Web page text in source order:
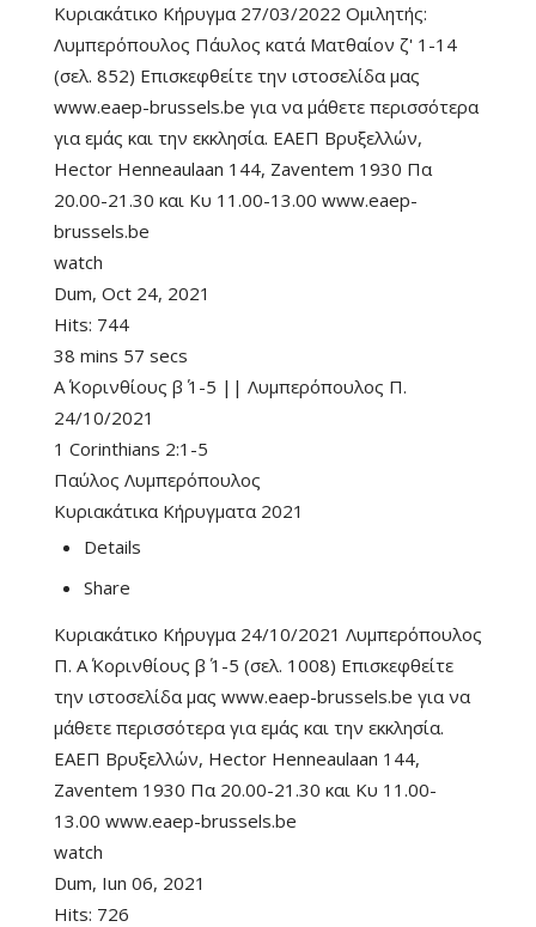
Κυριακάτικο Κήρυγμα 27/03/2022 Ομιλητής:
Λυμπερόπουλος Πάυλος κατά Ματθαίον ζ' 1-14
(σελ. 852) Επισκεφθείτε την ιστοσελίδα μας
www.eaep-brussels.be για να μάθετε περισσότερα
για εμάς και την εκκλησία. ΕΑΕΠ Βρυξελλών,
Hector Henneaulaan 144, Zaventem 1930 Πα
20.00-21.30 και Κυ 11.00-13.00 www.eaep-
brussels.be
watch
Dum, Oct 24, 2021
Hits: 744
38 mins 57 secs
Α΄ Κορινθίους β΄ 1-5 || Λυμπερόπουλος Π.
24/10/2021
1 Corinthians 2:1-5
Παύλος Λυμπερόπουλος
Κυριακάτικα Κήρυγματα 2021
Details
Share
Κυριακάτικο Κήρυγμα 24/10/2021 Λυμπερόπουλος
Π. Α΄ Κορινθίους β΄ 1-5 (σελ. 1008) Επισκεφθείτε
την ιστοσελίδα μας www.eaep-brussels.be για να
μάθετε περισσότερα για εμάς και την εκκλησία.
ΕΑΕΠ Βρυξελλών, Hector Henneaulaan 144,
Zaventem 1930 Πα 20.00-21.30 και Κυ 11.00-
13.00 www.eaep-brussels.be
watch
Dum, Iun 06, 2021
Hits: 726